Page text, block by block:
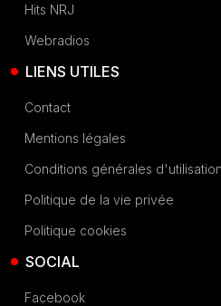
Hits NRJ
Webradios
LIENS UTILES
Contact
Mentions légales
Conditions générales d'utilisation
Politique de la vie privée
Politique cookies
SOCIAL
Facebook